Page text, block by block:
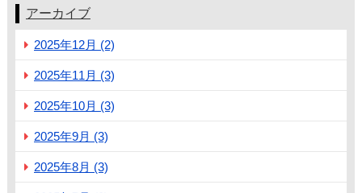
アーカイブ
2025年12月 (2)
2025年11月 (3)
2025年10月 (3)
2025年9月 (3)
2025年8月 (3)